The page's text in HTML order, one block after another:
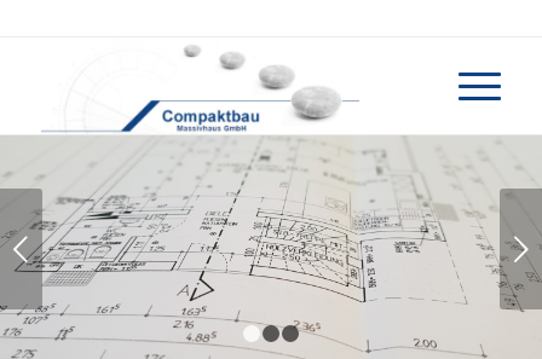
Weiter
1 2 3